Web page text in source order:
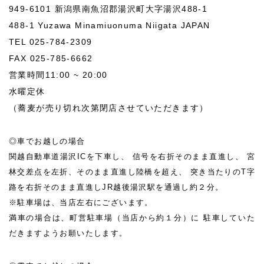
949-6101 新潟県南魚沼郡湯沢町大字湯沢488-1
488-1 Yuzawa Minamiuonuma Niigata JAPAN
TEL 025-784-2309
FAX 025-785-6662
営業時間11:00 ~ 20:00
水曜定休
（蕎麦が売り切れ次第閉店させていただきます）
◎車でお越しの場合
関越自動車道湯沢ICを下車し、
信号を右折そのまま直進し、
宮
林交差点を左折、そのまま直進し陸橋を超え、
突き当たりのT字
路を右折そのまま直進しJR越後湯沢駅を通過し約２分。
※駐車場は、当店左右にございます。
満車の場合は、町営駐車場（当店から約１分）に 駐車していた
だきますようお願いたします。